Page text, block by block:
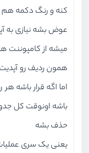
کنه و رنگ دکمه هم
عوض بشه نیازی
میشه از کامپوننت
همون ردیف رو
اما اگه قرار باشه
باشه اونوقت کل
حذف بشه
یعنی یک سری